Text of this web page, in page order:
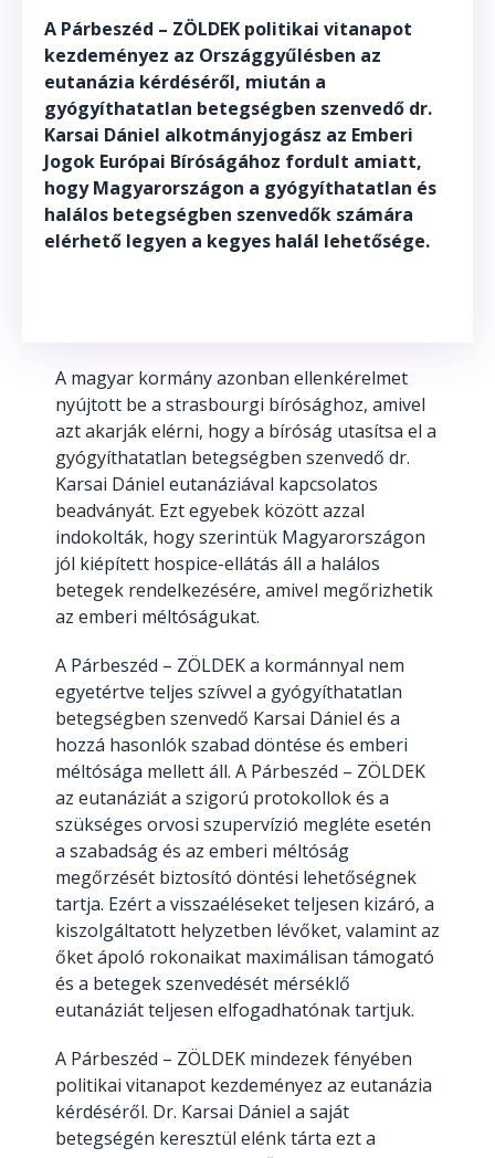
A Párbeszéd – ZÖLDEK politikai vitanapot
kezdeményez az Országgyűlésben az
eutanázia kérdéséről, miután a
gyógyíthatatlan betegségben szenvedő dr.
Karsai Dániel alkotmányjogász az Emberi
Jogok Európai Bíróságához fordult amiatt,
hogy Magyarországon a gyógyíthatatlan és
halálos betegségben szenvedők számára
elérhető legyen a kegyes halál lehetősége.
A magyar kormány azonban ellenkérelmet
nyújtott be a strasbourgi bírósághoz, amivel
azt akarják elérni, hogy a bíróság utasítsa el a
gyógyíthatatlan betegségben szenvedő dr.
Karsai Dániel eutanáziával kapcsolatos
beadványát. Ezt egyebek között azzal
indokolták, hogy szerintük Magyarországon
jól kiépített hospice-ellátás áll a halálos
betegek rendelkezésére, amivel megőrizhetik
az emberi méltóságukat.
A Párbeszéd – ZÖLDEK a kormánnyal nem
egyetértve teljes szívvel a gyógyíthatatlan
betegségben szenvedő Karsai Dániel és a
hozzá hasonlók szabad döntése és emberi
méltósága mellett áll. A Párbeszéd – ZÖLDEK
az eutanáziát a szigorú protokollok és a
szükséges orvosi szupervízió megléte esetén
a szabadság és az emberi méltóság
megőrzését biztosító döntési lehetőségnek
tartja. Ezért a visszaéléseket teljesen kizáró, a
kiszolgáltatott helyzetben lévőket, valamint az
őket ápoló rokonaikat maximálisan támogató
és a betegek szenvedését mérséklő
eutanáziát teljesen elfogadhatónak tartjuk.
A Párbeszéd – ZÖLDEK mindezek fényében
politikai vitanapot kezdeményez az eutanázia
kérdéséről. Dr. Karsai Dániel a saját
betegségén keresztül elénk tárta ezt a